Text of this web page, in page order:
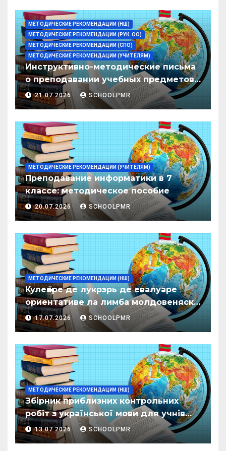
МЕТОДИЧЕСКИЕ РЕКОМЕНДАЦИИ (НШ)
МЕТОДИЧЕСКИЕ РЕКОМЕНДАЦИИ (РУК. ОО)
МЕТОДИЧЕСКИЕ РЕКОМЕНДАЦИИ (СПО)
МЕТОДИЧЕСКИЕ РЕКОМЕНДАЦИИ (УЧИТЕЛЯМ)
Инструктивно-методические письма
о преподавании учебных предметов/
дисциплин в организациях
образования ПМР на 2026/27 уч. год
21.07.2026 SCHOOLPMR
МЕТОДИЧЕСКИЕ РЕКОМЕНДАЦИИ (УЧИТЕЛЯМ)
Преподавание информатики в 7
классе: методическое пособие
20.07.2026 SCHOOLPMR
МЕТОДИЧЕСКИЕ РЕКОМЕНДАЦИИ (НШ)
Кулеӂере де лукрэрь де евалуаре
ориентативе ла лимба молдовеняскэ
пентру елевий класелор примаре але
организациилор де ынвэцэмынт
17.07.2026 SCHOOLPMR
МЕТОДИЧЕСКИЕ РЕКОМЕНДАЦИИ (НШ)
Збірник приблизних контрольних
робіт з української мови для учнів
початкових класів організацій
загальної освіти
13.07.2026 SCHOOLPMR